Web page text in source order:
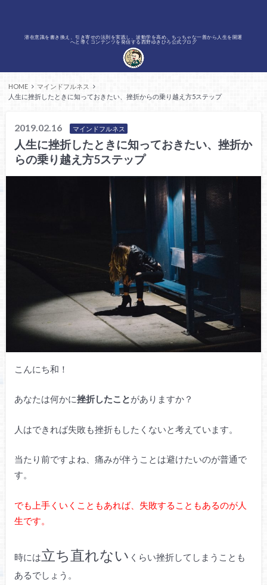
潜在意識を書き換え、引き寄せの法則を実践し、波動学を高め、ちっちゃな一善から人生を開運
へと導くコンテンツを発信する西野ゆきひろ公式ブログ
HOME
マインドフルネス
人生に挫折したときに知っておきたい、挫折からの乗り越え方5ステップ
2019.02.16 マインドフルネス
人生に挫折したときに知っておきたい、挫折か
らの乗り越え方5ステップ
こんにち和！
あなたは何かに挫折したことがありますか？
人はできれば失敗も挫折もしたくないと考えています。
当たり前ですよね、痛みが伴うことは避けたいのが普通で
す。
でも上手くいくこともあれば、失敗することもあるのが人
生です。
時には立ち直れない くらい挫折してしまうことも
あるでしょう。